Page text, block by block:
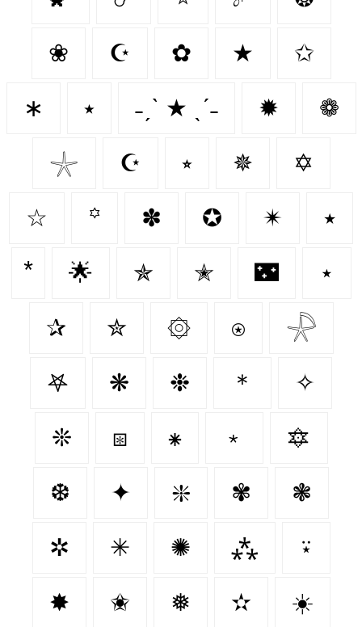
❀ ☪ ✿ ★ ✩
∗ ⭑ ˗ˏˋ ★ ˎˊ˗ ✹ ❁
𓇼 ☪️ ⭒ ✵ ✡
☆ ꙳ ✽ ✪ ✴ ٭
🌟 ✯ ✭ 🌃 ⋆
✰ ✮ ۞ ⍟ 𓇻
𖤐 ❋ ❉ ＊ ✧
❊ ⧆ ⁕ ﹡ 🔯
❆ ✦ ❇️ ✾ ❃
✲ ✳ ✺ ⁂ ⍣
✸ ✬ ❅ ✫ ☀️